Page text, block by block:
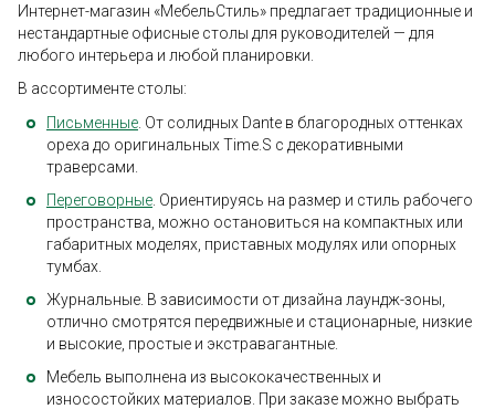
Интернет-магазин «МебельСтиль» предлагает традиционные и
нестандартные офисные столы для руководителей — для
любого интерьера и любой планировки.
В ассортименте столы:
Письменные . От солидных Dante в благородных оттенках
ореха до оригинальных Time.S с декоративными
траверсами.
Переговорные . Ориентируясь на размер и стиль рабочего
пространства, можно остановиться на компактных или
габаритных моделях, приставных модулях или опорных
тумбах.
Журнальные. В зависимости от дизайна лаундж-зоны,
отлично смотрятся передвижные и стационарные, низкие
и высокие, простые и экстравагантные.
Мебель выполнена из высококачественных и
износостойких материалов. При заказе можно выбрать